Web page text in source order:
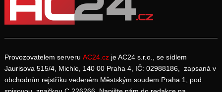
Provozovatelem serveru AC24.cz je AC24 s.r.o., se sídlem
Jaurisova 515/4, Michle, 140 00 Praha 4, IČ: 02988186, zapsaná v
obchodním rejstříku vedeném Městským soudem Praha 1, pod